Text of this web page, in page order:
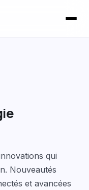
qui
Nouveautés
et avancées